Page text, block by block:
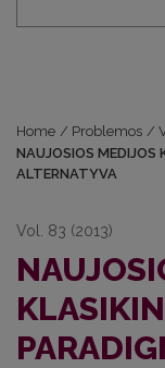
Home / Problemos /
NAUJOSIOS MEDIJOS
ALTERNATYVA
Vol. 83 (2013)